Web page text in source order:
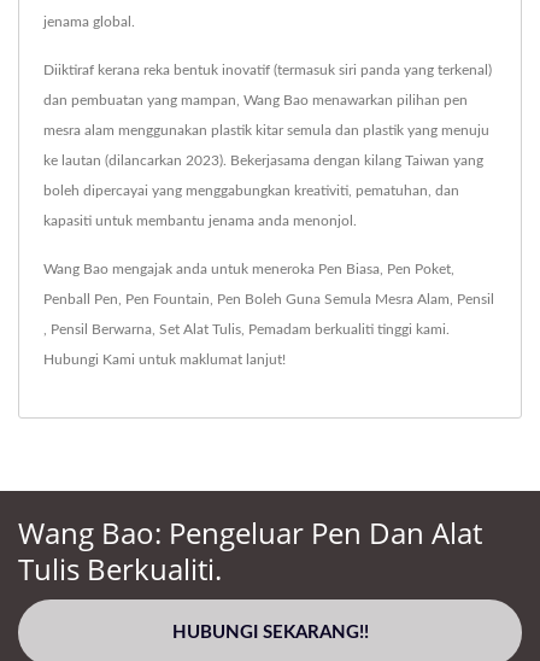
jenama global.
Diiktiraf kerana reka bentuk inovatif (termasuk siri panda yang terkenal)
dan pembuatan yang mampan, Wang Bao menawarkan pilihan pen
mesra alam menggunakan plastik kitar semula dan plastik yang menuju
ke lautan (dilancarkan 2023). Bekerjasama dengan kilang Taiwan yang
boleh dipercayai yang menggabungkan kreativiti, pematuhan, dan
kapasiti untuk membantu jenama anda menonjol.
Wang Bao mengajak anda untuk meneroka Pen Biasa Pen Poket
Penball Pen Pen Fountain Pen Boleh Guna Semula Mesra Alam Pensil
Pensil Berwarna Set Alat Tulis Pemadam berkualiti tinggi kami.
Hubungi Kami untuk maklumat lanjut!
Wang Bao: Pengeluar Pen Dan Alat
Tulis Berkualiti.
HUBUNGI SEKARANG!!